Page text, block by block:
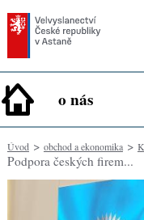
o nás
Úvod> obchod a ekonomika>
Podpora českých firem...